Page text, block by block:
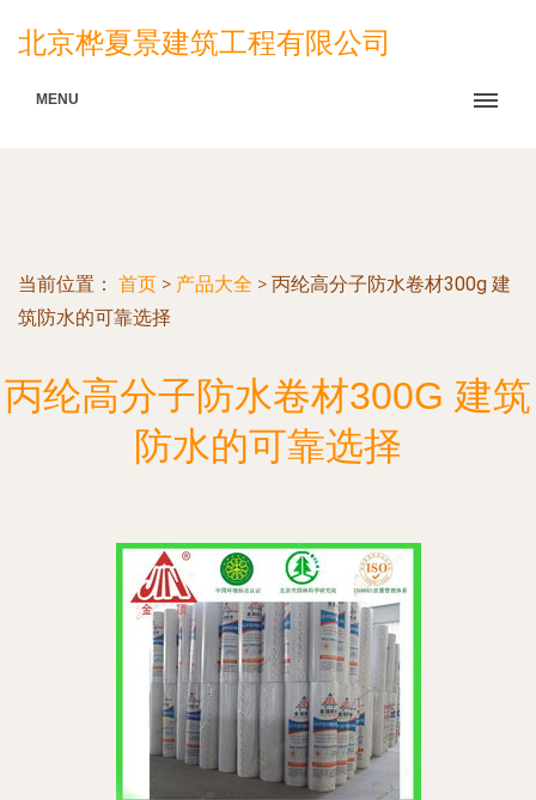
北京桦夏景建筑工程有限公司
MENU
当前位置： 首页 > 产品大全 > 丙纶高分子防水卷材300g 建
筑防水的可靠选择
丙纶高分子防水卷材300G 建筑
防水的可靠选择